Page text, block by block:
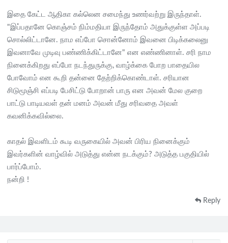
இதை கேட்ட ஆதிகா கல்லென சமைந்து உணர்வற்று இருந்தாள்.
"இப்பதானே கொஞ்சம் நிம்மதியா இருந்தோம் அதுக்குள்ள அப்படி
சொல்லிட்டானே. நாம எப்போ சொன்னோம் இவனை பிடிக்கலைனு
இவனாவே முடிவு பண்ணிக்கிட்டானே" என எண்ணினாள். சரி நாம
நினைக்கிறது எப்போ நடந்துருக்கு, வாழ்க்கை போற பாதையில
போவோம் என கூறி தன்னை தேற்றிக்கொண்டாள். சரியான
சிடுமூஞ்சி எப்படி பேசிட்டு போறான் பாரு என அவன் மேல குறை
பாட்டு பாடியவள் தன் மனம் அவன் மீது சரிவதை அவள்
கவனிக்கவில்லை.
காதல் இவளிடம் கூடி வருகையில் அவன் பிரிய நினைக்கும்
இவர்களின் வாழ்வில் அடுத்து என்ன நடக்கும்? அடுத்த பகுதியில்
பார்ப்போம்.
நன்றி !
Reply